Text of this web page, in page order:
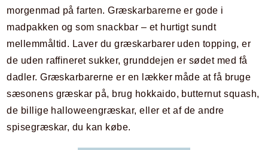
morgenmad på farten. Græskarbarerne er gode i
madpakken og som snackbar – et hurtigt sundt
mellemmåltid. Laver du græskarbarer uden topping, er
de uden raffineret sukker, grunddejen er sødet med få
dadler. Græskarbarerne er en lækker måde at få bruge
sæsonens græskar på, brug hokkaido, butternut squash,
de billige halloweengræskar, eller et af de andre
spisegræskar, du kan købe.